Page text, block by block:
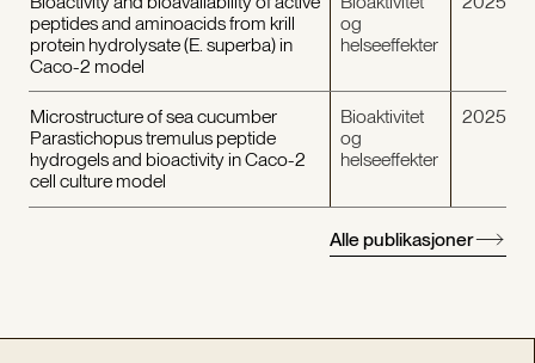
peptides and aminoacids from krill
protein hydrolysate (E. superba) in
Caco-2 model
og
helseeffekter
Microstructure of sea cucumber
Parastichopus tremulus peptide
hydrogels and bioactivity in Caco-2
cell culture model
Bioaktivitet
og
helseeffekter
2025
Alle publikasjoner